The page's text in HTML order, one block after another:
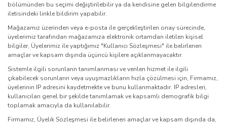
bölümünden bu seçimi değiştirilebilir ya da kendisine gelen bilgilendirme
iletisindeki linkle bildirim yapabilir.
Mağazamız üzerinden veya e-posta ile gerçekleştirilen onay sürecinde,
üyelerimiz tarafından mağazamıza elektronik ortamdan iletilen kişisel
bilgiler, Üyelerimiz ile yaptığımız "Kullanıcı Sözleşmesi" ile belirlenen
amaçlar ve kapsam dışında üçüncü kişilere açıklanmayacaktır.
Sistemle ilgili sorunların tanımlanması ve verilen hizmet ile ilgili
çıkabilecek sorunların veya uyuşmazlıkların hızla çözülmesi için, Firmamız,
üyelerinin IP adresini kaydetmekte ve bunu kullanmaktadır. IP adresleri,
kullanıcıları genel bir şekilde tanımlamak ve kapsamlı demografik bilgi
toplamak amacıyla da kullanılabilir.
Firmamız, Üyelik Sözleşmesi ile belirlenen amaçlar ve kapsam dışında da,